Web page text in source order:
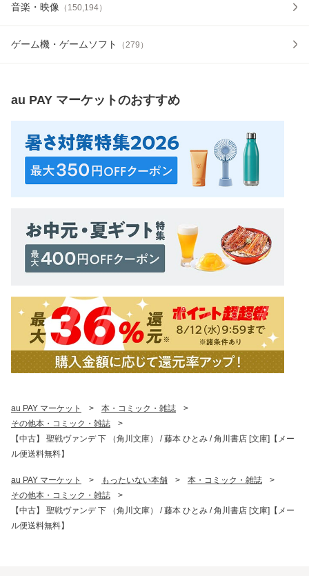
音楽・映像 （ 150,194）
ゲーム機・ゲームソフト （279 ）
au PAY マーケットのおすすめ
au PAY マーケット > 本・コミック・雑誌
>
その他本・コミック・雑誌
>
【中古】 聖戦ヴァンデ 下 （角川文庫） / 藤本 ひとみ / 角川書店 [文庫]【メー
ル便送料無料】
au PAY マーケット > もったいない本舗 > 本・コミック・雑誌
>
その他本・コミック・雑誌
>
【中古】 聖戦ヴァンデ 下 （角川文庫） / 藤本 ひとみ / 角川書店 [文庫]【メー
ル便送料無料】